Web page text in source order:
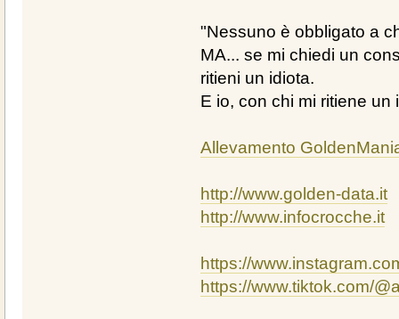
"Nessuno è obbligato a
MA... se mi chiedi un
ritieni un idiota.
E io, con chi mi ritiene
Allevamento
http://www.golden-data.it
http://www.infocrocche.it
https://
https://www.tiktok.com/